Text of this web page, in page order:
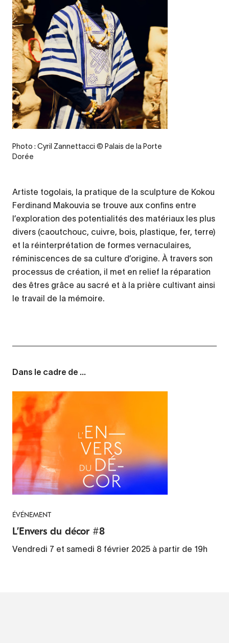
Credit
Photo : Cyril Zannettacci © Palais de la Porte
Dorée
Artiste togolais, la pratique de la sculpture de Kokou
Ferdinand Makouvia se trouve aux confins entre
l’exploration des potentialités des matériaux les plus
divers (caoutchouc, cuivre, bois, plastique, fer, terre)
et la réinterprétation de formes vernaculaires,
réminiscences de sa culture d’origine. À travers son
processus de création, il met en relief la réparation
des êtres grâce au sacré et à la prière cultivant ainsi
le travail de la mémoire.
Dans le cadre de ...
ÉVÉNEMENT
L’Envers du décor #8
Vendredi 7 et samedi 8 février 2025 à partir de 19h